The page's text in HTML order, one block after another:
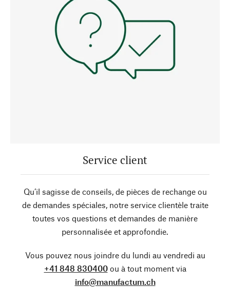
Service client
Qu’il sagisse de conseils, de pièces de rechange ou
de demandes spéciales, notre service clientèle traite
toutes vos questions et demandes de manière
personnalisée et approfondie.
Vous pouvez nous joindre du lundi au vendredi au
+41 848 830400ou à tout moment via
info@manufactum.ch